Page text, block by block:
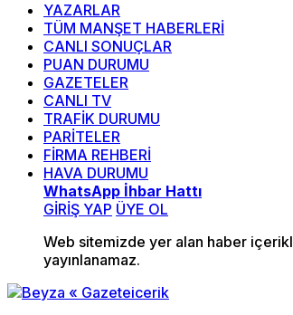
YAZARLAR
TÜM MANŞET HABERLERİ
CANLI SONUÇLAR
PUAN DURUMU
GAZETELER
CANLI TV
TRAFİK DURUMU
PARİTELER
FİRMA REHBERİ
HAVA DURUMU
WhatsApp İhbar Hattı
GİRİŞ YAP ÜYE OL
Web sitemizde yer alan haber
yayınlanamaz.